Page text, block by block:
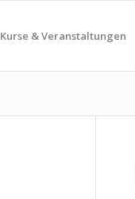
Kurse & Veranstaltungen